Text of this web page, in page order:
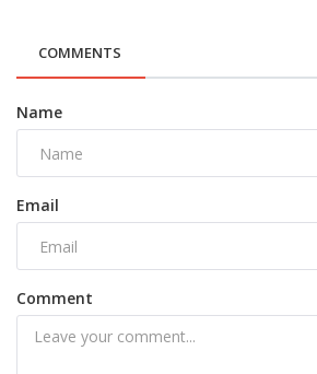
COMMENTS
Name
Email
Comment